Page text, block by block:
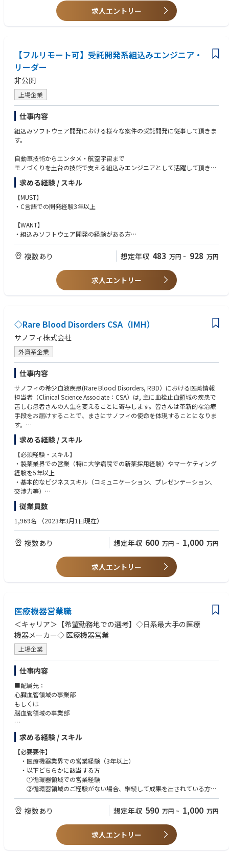
求人エントリー
【フルリモート可】受託開発系組込みエンジニア・
リーダー
非公開
上場企業
仕事内容
組込みソフトウェア開発における様々な案件の受託開発に従事して頂きま
す。
自動車技術からエンタメ・航空宇宙まで
モノづくりを土台の技術で支える組込みエンジニアとして活躍して頂きま
す。
求める経験 / スキル
【MUST】
・C言語での開発経験3年以上
【WANT】
・組込みソフトウェア開発の経験がある方
【パーソナリティ】
・常に最新の情報をキャッチアップ、勉強しようとする姿勢のある方
複数あり 想定年収 483 万円 ~ 928 万円
求人エントリー
◇Rare Blood Disorders CSA（IMH）
サノフィ株式会社
外資系企業
仕事内容
サノフィの希少血液疾患(Rare Blood Disorders, RBD）における医薬情報
担当者（Clinical Science Associate：CSA）は, 主に血栓止血領域の疾患で
苦しむ患者さんの人生を変えることに寄与します。皆さんは革新的な治療
手段をお届けすることで、まさにサノフィの使命を体現することになりま
す。
プロダクトプランを理解し, 卓越した実行を推進することで, 免疫性血液疾
患領域におけるリーダーのポジションを確立します。
ITP（免疫性血小板減少症）および後天性TTP（血栓性血小板減少性紫斑
病）の患者さんに、最適な治療選択肢を届けるために、エリアまたは全国
レベルでのプロモーション活動を牽引いただきます。そのために、チーム
新しいビジネスモデルの構築に挑戦し続けられる方を求めています。
-サノフィの使命；"人々の暮らしをより良くするため、科学のもたらす奇
-RBD Japan CSAとしての理想像；スペシャルティケアビジネスにおい
す。そのために、患者さん一人ひとりに寄り添った情報提供（ディテーリ
ング）を軸に活動します。医師・医療スタッフの信頼できるパートナーを
担当製品:
リルザブルチニブ(上市予定): ITP（免疫性血小板減少症）領域では世界初
となるBTK阻害剤して、これまでにない作用機序をもつ新たな治療選択肢
として期待される革新的治療薬
カブリビ: 後天性TTP（後天性血栓性血小板減少症）における生存率の改善
に貢献できる重要な治療薬
RBD IMH CSAに求められる役割
サノフィの企業文化と戦略の中核をなすTake the Leadビヘイビアは、RBD
IMH CSAが日々の業務で体現すべき行動指針です。IMH領域におけるフィー
ルドのリーダーとして、以下の4つのビヘイビアを実践することが強く求
められます。これによりRBDフランチャイズの模範的なCSAとして存在い
ただきます。
Act for Patients（患者さんのために行動する）
Lead Together（ともにリードする）
踏まえて下記を役割として示します。
同エリアで活動するHaC, ISAチームメンバーと建設的な関係を構築し、シ
ナジーを意識した情報交換と協働を実現できる
において成果を出す
営業所内において、常に前向きな姿勢で必要と思える発言、提案をする
求める経験 / スキル
【必須経験・スキル】
・製薬業界での営業（特に大学病院での新薬採用経験）やマーケティング
経験を5年以上
・基本的なビジネススキル（コミュニケーション、プレゼンテーション、
交渉力等）
・基本的なコンピュータ / iPad関連スキル： Word、Excel、PowerPoint
・結果志向: 目標達成に向けたPDCAサイクルの実践
・リーダーシップ: チームメンバーへのポジティブな影響・サポート能力
・運転免許証（原則）
・MR認定証（原則）
【歓迎する経験・スキル】
・血小板減少症・血栓止血領域での製品担当経験
・現時点では不問だが、対する学習意欲を有し研鑽できる人
従業員数
1,969名 （2023年3月1日現在）
複数あり 想定年収 600 万円 ~ 1,000 万円
求人エントリー
医療機器営業職
＜キャリア＞【希望勤務地での選考】◇日系最大手の医療
機器メーカー◇ 医療機器営業
上場企業
仕事内容
■配属先：
心臓血管領域の事業部
もしくは
脳血管領域の事業部
■業務内容
・販売活動・各種販促イベントの企画運営
・製品適正使用のための技術サポート
・製品適正使用に必要となる文献・資料・製品関連情報の提供
■担当顧客に関して：
大学病院などの基幹病院を担当いただきます。
■担当診療科
循環器内科もしくは脳神経外科への訪問となります。
医療機関や担当製品により、放射線科、心臓血管外科、血管外科などにも
求める経験 / スキル
【必要要件】
・医療機器業界での営業経験（3年以上）
・以下どちらかに該当する方
①循環器領域での営業経験
②循環器領域のご経験がない場合、継続して成果を出されている方
・普通自動車第一種免許
・大卒以上
【希望スキル等】
・オペ室、カテーテル検査室、内視鏡室などでの臨床立ち合い
・KOLドクターとの折衝経験
複数あり 想定年収 590 万円 ~ 1,000 万円
求人エントリー